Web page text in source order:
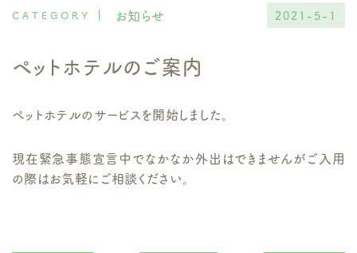
お知らせ 2021-5-1
ペットホテルのご案内
ペットホテルのサービスを開始しました。
現在緊急事態宣言中でなかなか外出はできませんがご入用
の際はお気軽にご相談ください。